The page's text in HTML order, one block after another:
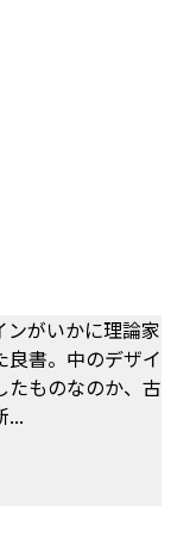
がいかに理論家
書。中のデザイ
たものなのか、古
...